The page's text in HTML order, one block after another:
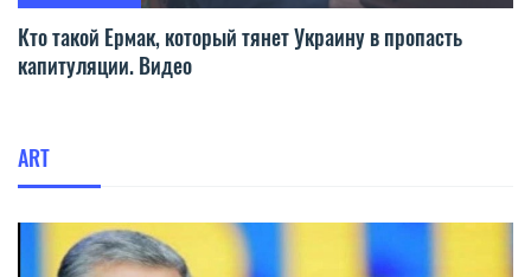
Кто такой Ермак, который тянет Украину в пропасть
капитуляции. Видео
ART